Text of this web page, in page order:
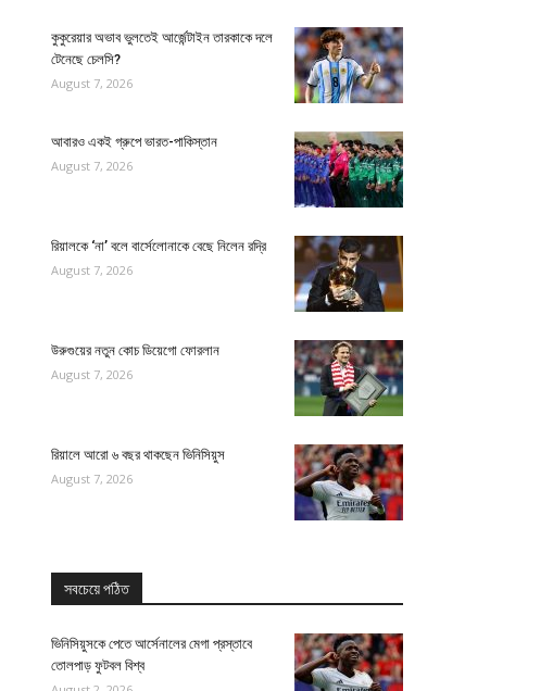
কুকুরেয়ার অভাব ভুলতেই আর্জেন্টাইন তারকাকে দলে
টেনেছে চেলসি?
August 7, 2026
আবারও একই গ্রুপে ভারত-পাকিস্তান
August 7, 2026
রিয়ালকে ‘না’ বলে বার্সেলোনাকে বেছে নিলেন রদ্রি
August 7, 2026
উরুগুয়ের নতুন কোচ ডিয়েগো ফোরলান
August 7, 2026
রিয়ালে আরো ৬ বছর থাকছেন ভিনিসিয়ুস
August 7, 2026
সবচেয়ে পঠিত
ভিনিসিয়ুসকে পেতে আর্সেনালের মেগা প্রস্তাবে
তোলপাড় ফুটবল বিশ্ব